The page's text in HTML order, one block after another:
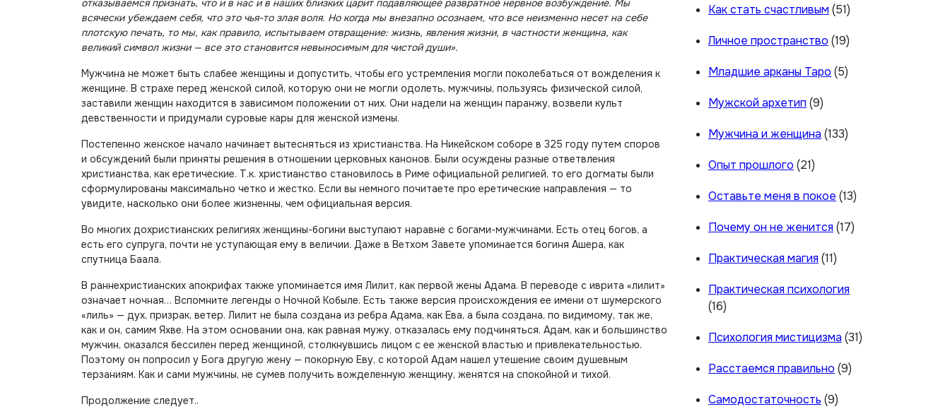
отказываемся признать, что и в нас и в наших близких царит подавляющее развратное нервное возбуждение. Мы
всячески убеждаем себя, что это чья-то злая воля. Но когда мы внезапно осознаем, что все неизменно несет на себе
плотскую печать, то мы, как правило, испытываем отвращение: жизнь, явления жизни, в частности женщина, как
великий символ жизни — все это становится невыносимым для чистой души».
Мужчина не может быть слабее женщины и допустить, чтобы его устремления могли поколебаться от вожделения к
женщине. В страхе перед женской силой, которую они не могли одолеть, мужчины, пользуясь физической силой,
заставили женщин находится в зависимом положении от них. Они надели на женщин паранжу, возвели культ
девственности и придумали суровые кары для женской измены.
Постепенно женское начало начинает вытесняться из христианства. На Никейском соборе в 325 году путем споров
и обсуждений были приняты решения в отношении церковных канонов. Были осуждены разные ответвления
христианства, как еретические. Т.к. христианство становилось в Риме официальной религией, то его догматы были
сформулированы максимально четко и жестко. Если вы немного почитаете про еретические направления — то
увидите, насколько они более жизненны, чем официальная версия.
Во многих дохристианских религиях женщины-богини выступают наравне с богами-мужчинами. Есть отец богов, а
есть его супруга, почти не уступающая ему в величии. Даже в Ветхом Завете упоминается богиня Ашера, как
спутница Баала.
В раннехристианских апокрифах также упоминается имя Лилит, как первой жены Адама. В переводе с иврита «лилит»
означает ночная… Вспомните легенды о Ночной Кобыле. Есть также версия происхождения ее имени от шумерского
«лиль» — дух, призрак, ветер. Лилит не была создана из ребра Адама, как Ева, а была создана, по видимому, так же,
как и он, самим Яхве. На этом основании она, как равная мужу, отказалась ему подчиняться. Адам, как и большинство
мужчин, оказался бессилен перед женщиной, столкнувшись лицом с ее женской властью и привлекательностью.
Поэтому он попросил у Бога другую жену — покорную Еву, с которой Адам нашел утешение своим душевным
терзаниям. Как и сами мужчины, не сумев получить вожделенную женщину, женятся на спокойной и тихой.
Продолжение следует..
Как стать счастливым (51)
Личное пространство (19)
Младшие арканы Таро (5)
Мужской архетип (9)
Мужчина и женщина (133)
Опыт прошлого (21)
Оставьте меня в покое (13)
Почему он не женится (17)
Практическая магия (11)
Практическая психология
(16)
Психология мистицизма (31)
Расстаемся правильно (9)
Самодостаточность (9)